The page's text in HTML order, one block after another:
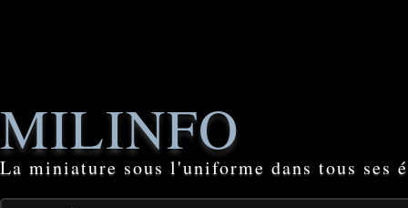
MILINFO
La miniature sous l'uniforme dans tous ses